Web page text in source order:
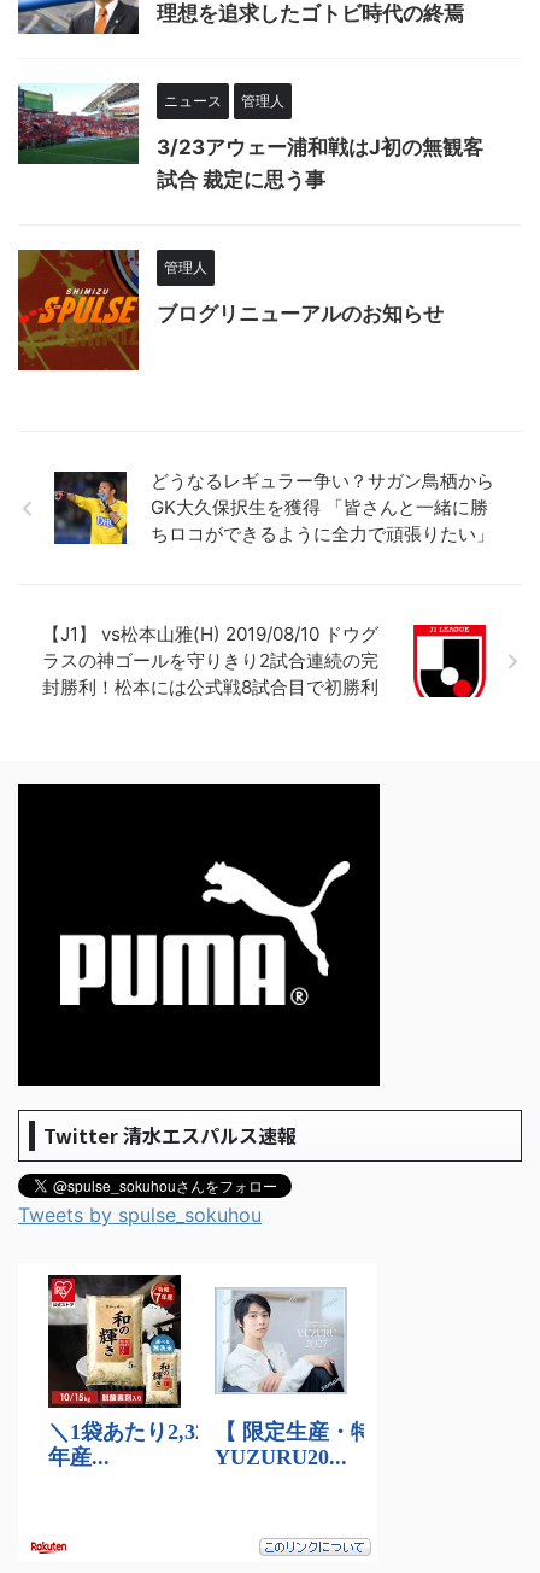
理想を追求したゴトビ時代の終焉
ニュース 管理人
3/23アウェー浦和戦はJ初の無観客
試合 裁定に思う事
管理人
ブログリニューアルのお知らせ
どうなるレギュラー争い？サガン鳥栖から
GK大久保択生を獲得 「皆さんと一緒に勝
ちロコができるように全力で頑張りたい」
【J1】 vs松本山雅(H) 2019/08/10 ドウグ
ラスの神ゴールを守りきり2試合連続の完
封勝利！松本には公式戦8試合目で初勝利
Twitter 清水エスパルス速報
Tweets by spulse_sokuhou